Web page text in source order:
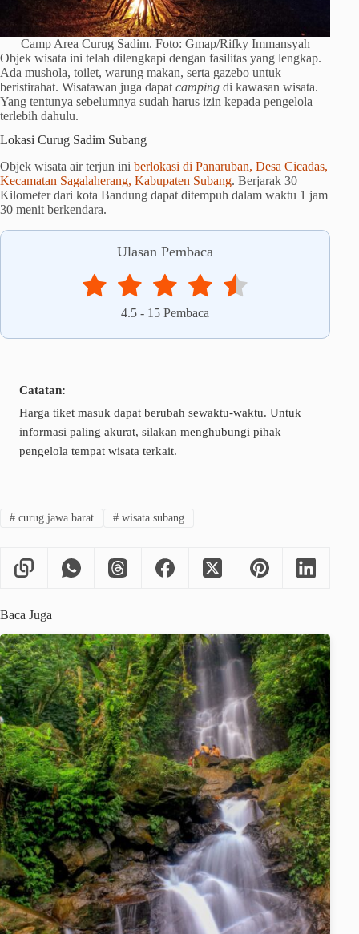
Camp Area Curug Sadim. Foto: Gmap/Rifky Immansyah
Objek wisata ini telah dilengkapi dengan fasilitas yang lengkap.
Ada mushola, toilet, warung makan, serta gazebo untuk
beristirahat. Wisatawan juga dapat camping di kawasan wisata.
Yang tentunya sebelumnya sudah harus izin kepada pengelola
terlebih dahulu.
Lokasi Curug Sadim Subang
Objek wisata air terjun ini berlokasi di Panaruban, Desa Cicadas,
Kecamatan Sagalaherang, Kabupaten Subang. Berjarak 30
Kilometer dari kota Bandung dapat ditempuh dalam waktu 1 jam
30 menit berkendara.
Ulasan Pembaca
4.5 - 15 Pembaca
Catatan:
Harga tiket masuk dapat berubah sewaktu-waktu. Untuk
informasi paling akurat, silakan menghubungi pihak
pengelola tempat wisata terkait.
#curug jawa barat #wisata subang
Baca Juga